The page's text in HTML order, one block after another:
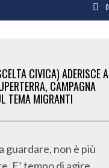
0
CIVICA) ADERISCE A
CAMPAGNA
TEMA MIGRANTI
guardare, non è più